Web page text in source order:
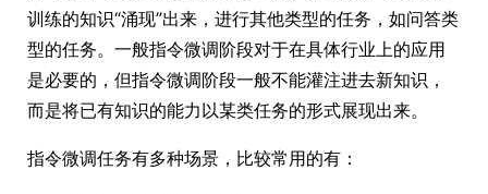
训练的知识“涌现”出来，进行其他类型的任务，如问答类
型的任务。一般指令微调阶段对于在具体行业上的应用
是必要的，但指令微调阶段一般不能灌注进去新知识，
而是将已有知识的能力以某类任务的形式展现出来。
指令微调任务有多种场景，比较常用的有：